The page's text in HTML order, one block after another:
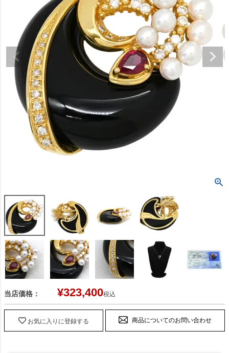
当店価格： ¥323,400税込
お気に入りに登録する 商品についてのお問い合わせ